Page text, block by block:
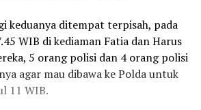
keduanya ditempat terpisah, pada
WIB di kediaman Fatia dan Harus
5 orang polisi dan 4 orang polisi
agar mau dibawa ke Polda untuk
11 WIB.